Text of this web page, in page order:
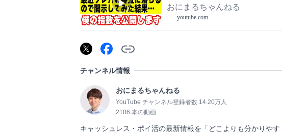
おにまるちゃんねる
youtube.com
チャンネル情報
おにまるちゃんねる
YouTube チャンネル登録者数 14.20万人
2106 本の動画
キャッシュレス・ポイ活の最新情報を「どこよりも分かりやす